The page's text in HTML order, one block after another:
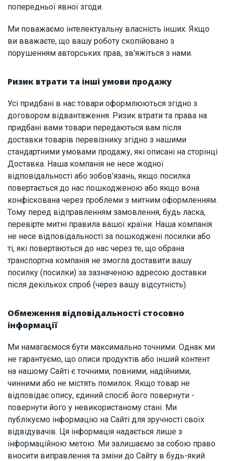
попередньої явної згоди.
Ми поважаємо інтелектуальну власність інших. Якщо
ви вважаєте, що вашу роботу скопійовано з
порушенням авторських прав, зв'яжіться з нами.
Ризик втрати та інші умови продажу
Усі придбані в нас товари оформлюються згідно з
договором відвантаження. Ризик втрати та права на
придбані вами товари передаються вам після
доставки товарів перевізнику згідно з нашими
стандартними умовами продажу, які описані на сторінці
Доставка. Наша компанія не несе жодної
відповідальності або зобов’язань, якщо посилка
повертається до нас пошкодженою або якщо вона
конфіскована через проблеми з митним оформленням.
Тому перед відправленням замовлення, будь ласка,
перевірте митні правила вашої країни. Наша компанія
не несе відповідальності за пошкоджені посилки або
ті, які повертаються до нас через те, що обрана
транспортна компанія не змогла доставити вашу
посилку (посилки) за зазначеною адресою доставки
після декількох спроб (через вашу відсутність).
Обмеження відповідальності стосовно
інформації
Ми намагаємося бути максимально точними. Однак ми
не гарантуємо, що описи продуктів або інший контент
на нашому Сайті є точними, повними, надійними,
чинними або не містять помилок. Якщо товар не
відповідає опису, єдиний спосіб його повернути -
повернути його у невикористаному стані. Ми
публікуємо інформацію на Сайті для зручності своїх
відвідувачів. Ця інформація надається лише з
інформаційною метою. Ми залишаємо за собою право
вносити виправлення та зміни до Сайту в будь-який